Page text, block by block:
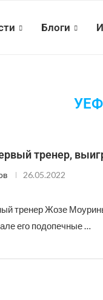
Блоги
тренер,
26.05.2022
тренер Жозе
его подопечные …